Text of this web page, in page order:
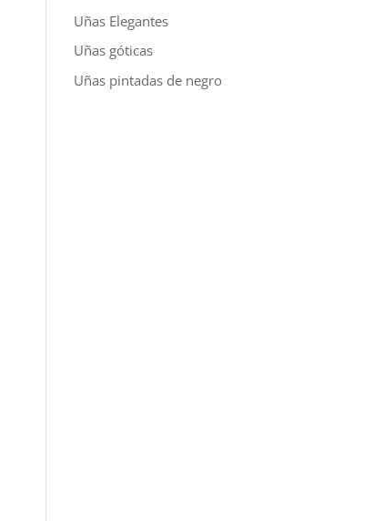
Uñas Elegantes
Uñas góticas
Uñas pintadas de negro